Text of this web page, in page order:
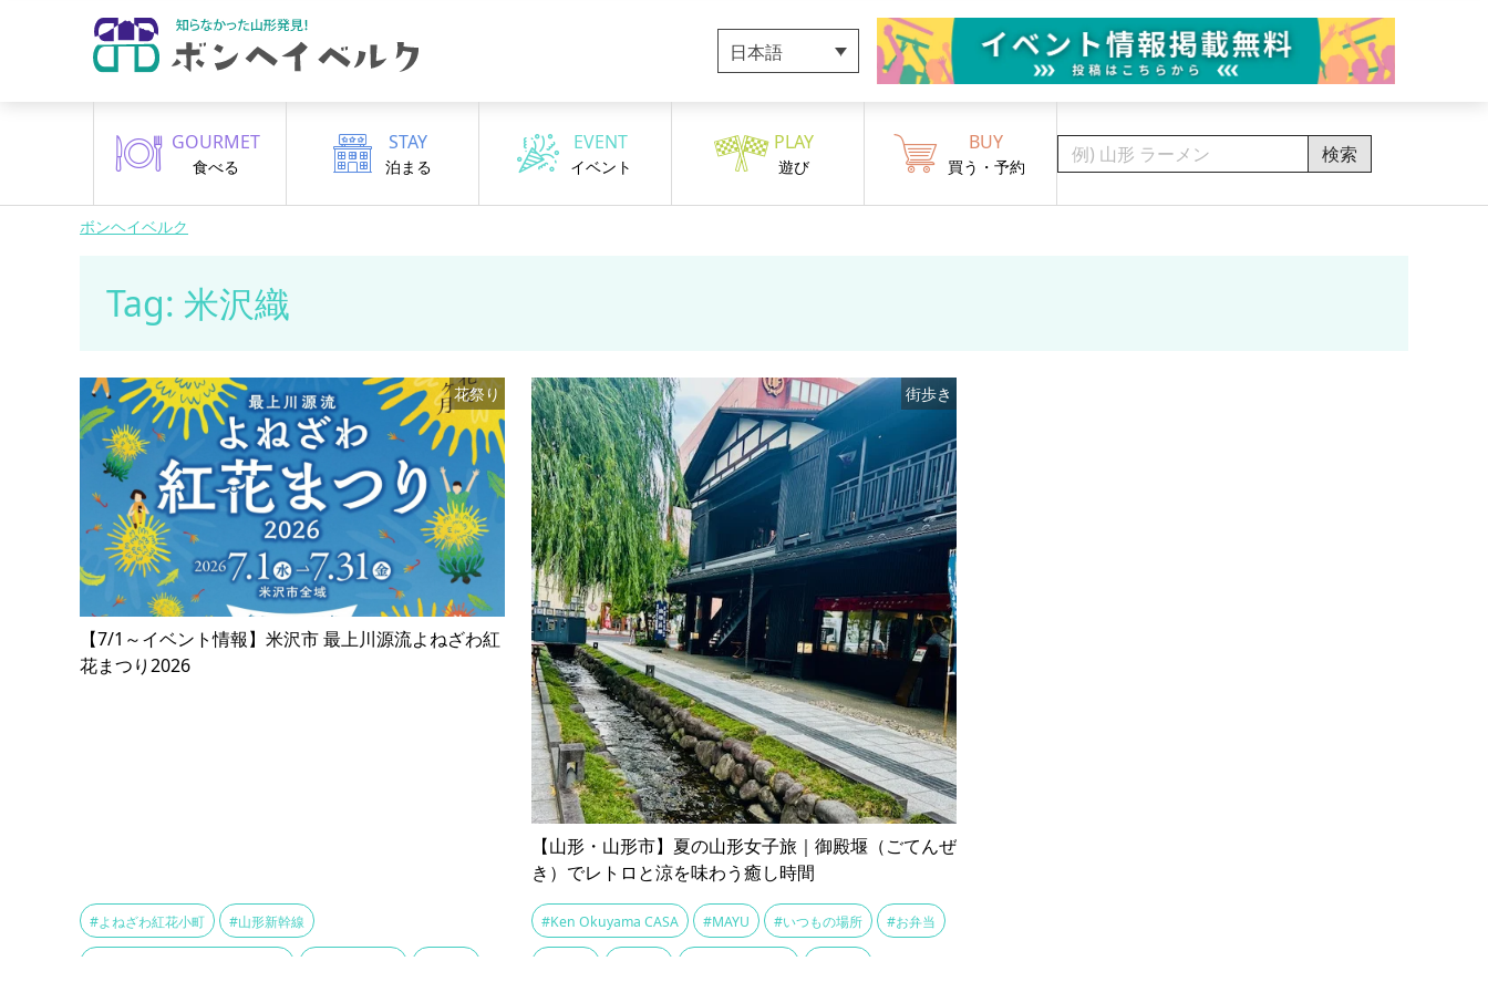
日本語
GOURMET
食べる
STAY
泊まる
EVENT
イベント
PLAY
遊び
BUY
買う・予約
検索
ボンヘイベルク
Tag: 米沢織
【7/1～イベント情報】米沢市 最上川源流よねざわ紅
花まつり2026
花祭り
#よねざわ紅花小町 #山形新幹線
【山形・山形市】夏の山形女子旅｜御殿堰（ごてんぜ
き）でレトロと涼を味わう癒し時間
街歩き
#Ken Okuyama CASA #MAYU #いつもの場所 #お弁当